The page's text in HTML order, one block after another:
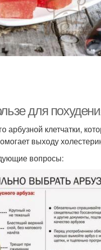
для
клетчатки,
выходу
вопросы: